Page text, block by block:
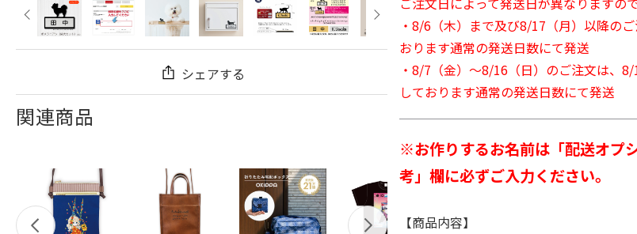
シェアする
関連商品
・8/6（木）まで及び8/17（月）以降の
おります通常の発送日数にて発送
・8/7（金）～8/16（日）のご注文は、
しております通常の発送日数にて発送
※お作りするお名前は「配送オプ
考」欄に必ずご入力ください。
【商品内容】